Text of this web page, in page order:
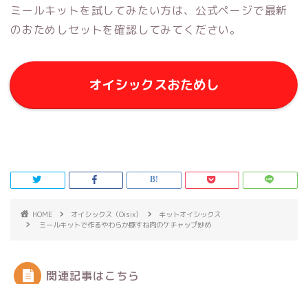
ミールキットを試してみたい方は、公式ページで最新
のおためしセットを確認してみてください。
オイシックスおためし
HOME オイシックス（Oisix）
キットオイシックス
ミールキットで作るやわらか豚すね肉のケチャップ炒め
関連記事はこちら